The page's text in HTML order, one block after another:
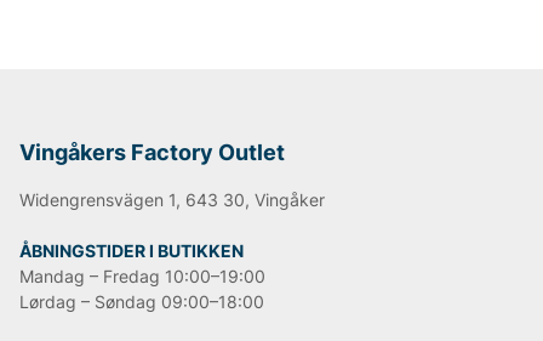
Vingåkers Factory Outlet
Widengrensvägen 1, 643 30, Vingåker
ÅBNINGSTIDER I BUTIKKEN
Mandag – Fredag 10:00–19:00
Lørdag – Søndag 09:00–18:00